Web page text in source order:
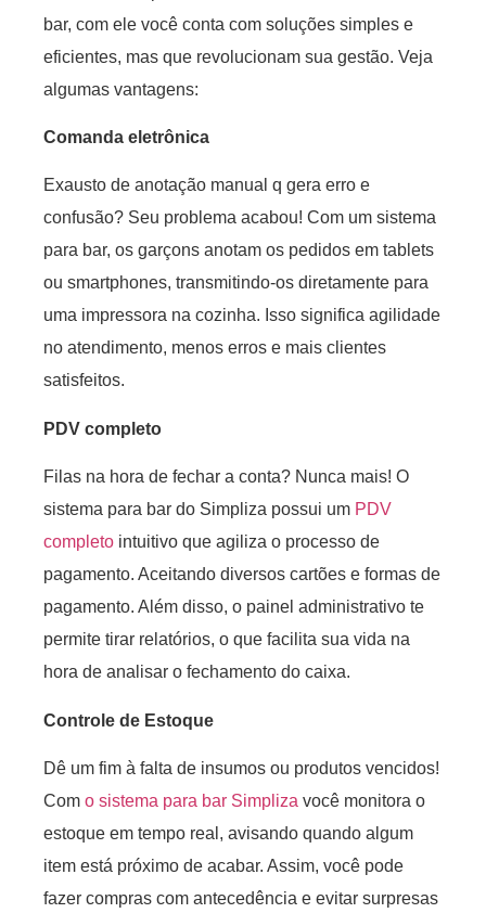
bar, com ele você conta com soluções simples e
eficientes, mas que revolucionam sua gestão. Veja
algumas vantagens:
Comanda eletrônica
Exausto de anotação manual q gera erro e
confusão? Seu problema acabou! Com um sistema
para bar, os garçons anotam os pedidos em tablets
ou smartphones, transmitindo-os diretamente para
uma impressora na cozinha. Isso significa agilidade
no atendimento, menos erros e mais clientes
satisfeitos.
PDV completo
Filas na hora de fechar a conta? Nunca mais! O
sistema para bar do Simpliza possui um PDV
completo intuitivo que agiliza o processo de
pagamento. Aceitando diversos cartões e formas de
pagamento. Além disso, o painel administrativo te
permite tirar relatórios, o que facilita sua vida na
hora de analisar o fechamento do caixa.
Controle de Estoque
Dê um fim à falta de insumos ou produtos vencidos!
Com o sistema para bar Simpliza você monitora o
estoque em tempo real, avisando quando algum
item está próximo de acabar. Assim, você pode
fazer compras com antecedência e evitar surpresas